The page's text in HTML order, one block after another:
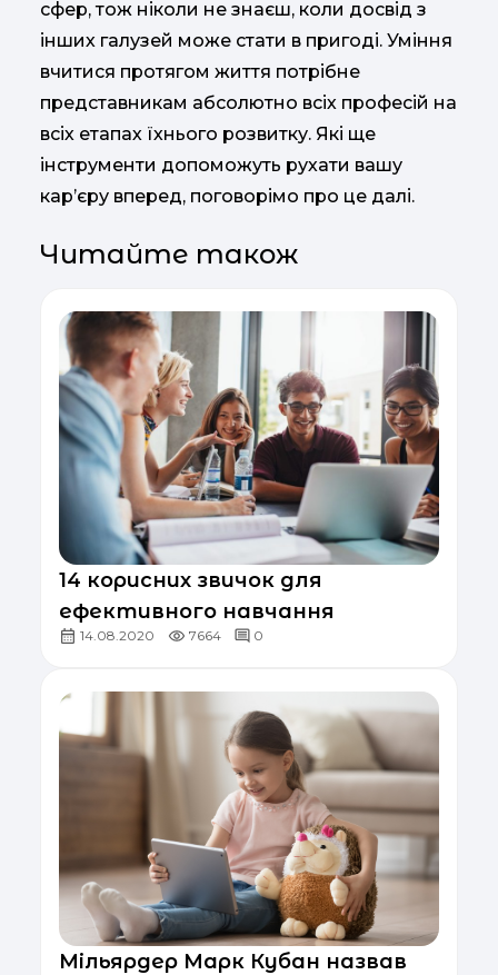
сфер, тож ніколи не знаєш, коли досвід з
інших галузей може стати в пригоді. Уміння
вчитися протягом життя потрібне
представникам абсолютно всіх професій на
всіх етапах їхнього розвитку. Які ще
інструменти допоможуть рухати вашу
карʼєру вперед, поговорімо про це далі.
Читайте також
14 корисних звичок для
ефективного навчання
14.08.2020 7664 0
Мільярдер Марк Кубан назвав